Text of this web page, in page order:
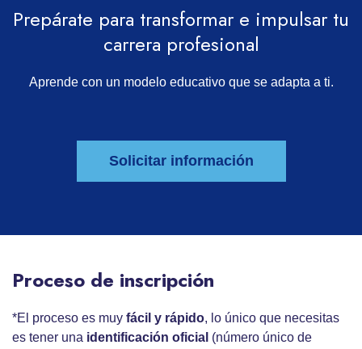
Prepárate para transformar e impulsar tu
carrera profesional
Aprende con un modelo educativo que se adapta a ti.
Solicitar información
Proceso de inscripción
*El proceso es muy fácil y rápido, lo único que necesitas
es tener una identificación oficial (número único de